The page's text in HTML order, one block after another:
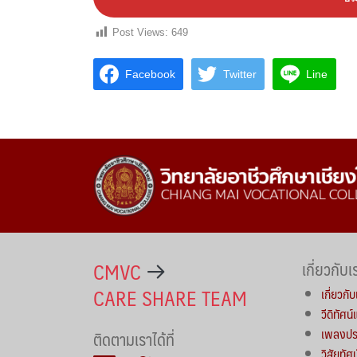
Post Views: 649
Facebook Twitter Line
CMVC
CARE SHARE TEAM
ติดตามเราได้ที่
เกี่ยวกับเ
เกี่ยวกั
วีดิทัศน์
เพลงป